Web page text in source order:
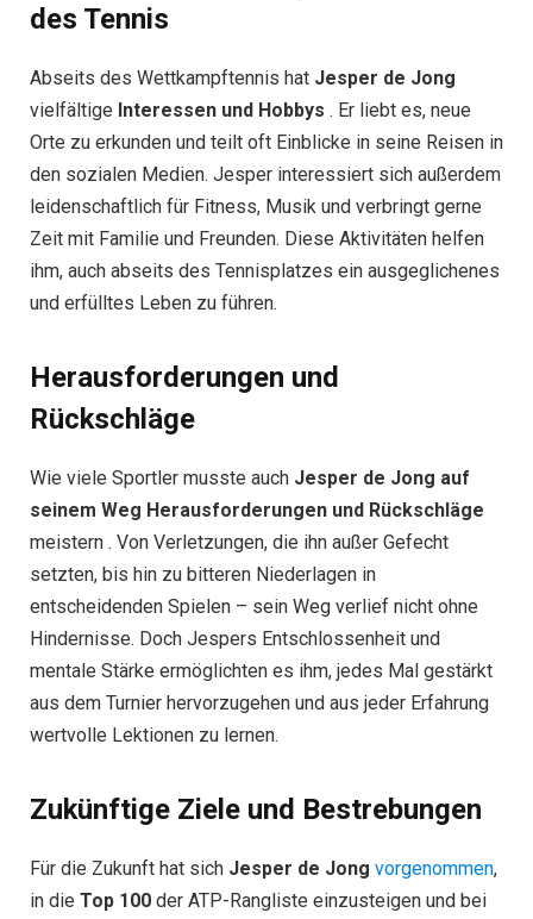
des Tennis
Abseits des Wettkampftennis hat Jesper de Jong
vielfältige Interessen und Hobbys . Er liebt es, neue
Orte zu erkunden und teilt oft Einblicke in seine Reisen in
den sozialen Medien. Jesper interessiert sich außerdem
leidenschaftlich für Fitness, Musik und verbringt gerne
Zeit mit Familie und Freunden. Diese Aktivitäten helfen
ihm, auch abseits des Tennisplatzes ein ausgeglichenes
und erfülltes Leben zu führen.
Herausforderungen und
Rückschläge
Wie viele Sportler musste auch Jesper de Jong auf
seinem Weg Herausforderungen und Rückschläge
meistern . Von Verletzungen, die ihn außer Gefecht
setzten, bis hin zu bitteren Niederlagen in
entscheidenden Spielen – sein Weg verlief nicht ohne
Hindernisse. Doch Jespers Entschlossenheit und
mentale Stärke ermöglichten es ihm, jedes Mal gestärkt
aus dem Turnier hervorzugehen und aus jeder Erfahrung
wertvolle Lektionen zu lernen.
Zukünftige Ziele und Bestrebungen
Für die Zukunft hat sich Jesper de Jong vorgenommen,
in die Top 100 der ATP-Rangliste einzusteigen und bei